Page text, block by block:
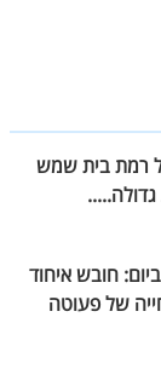
רמת בית שמש
חובש איחוד
של פעוטה